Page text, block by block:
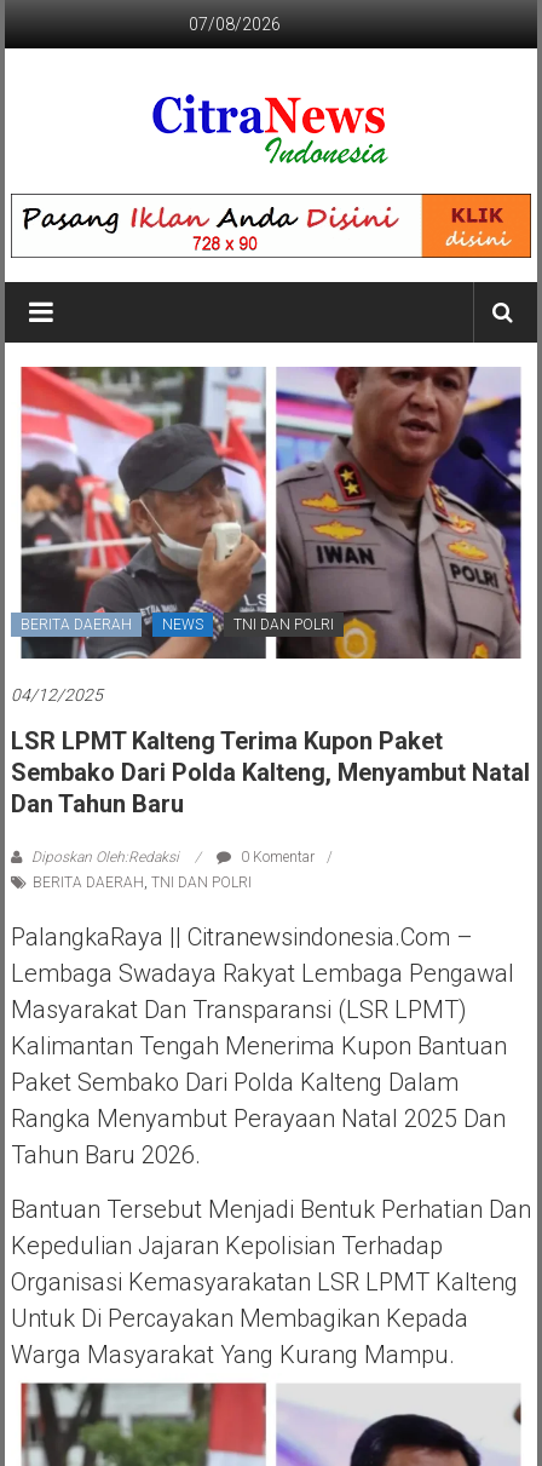
07/08/2026
CITRANEWS
INDONESIA
BERANI
DAN
KRISTIS
BERITA DAERAH NEWS TNI DAN POLRI
04/12/2025
LSR LPMT Kalteng Terima Kupon Paket
Sembako Dari Polda Kalteng, Menyambut Natal
Dan Tahun Baru
Diposkan Oleh:Redaksi
0 Komentar
BERITA DAERAH, TNI DAN POLRI
PalangkaRaya || Citranewsindonesia.com –
Lembaga Swadaya Rakyat Lembaga Pengawal
Masyarakat Dan Transparansi (LSR LPMT)
Kalimantan Tengah Menerima Kupon Bantuan
Paket Sembako Dari Polda Kalteng Dalam
Rangka Menyambut Perayaan Natal 2025 Dan
Tahun Baru 2026.
Bantuan Tersebut Menjadi Bentuk Perhatian Dan
Kepedulian Jajaran Kepolisian Terhadap
Organisasi Kemasyarakatan LSR LPMT Kalteng
Untuk Di Percayakan Membagikan Kepada
Warga Masyarakat Yang Kurang Mampu.